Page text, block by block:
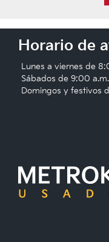
Horario de
Lunes a viernes de
Sábados de 9:00
Domingos y festivos